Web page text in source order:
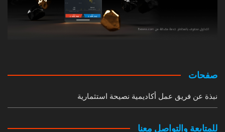
صفحات
نبذة عن فريق عمل أكاديمية نصيحة استثمارية
للمتابعة والتواصل معنا